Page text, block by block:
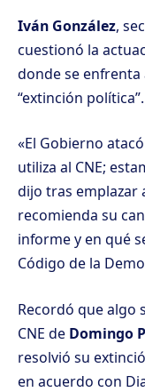
Iván González,
cuestionó la
donde se enfrenta
“extinción política”.
«El Gobierno
utiliza al CNE;
dijo tras emplazar
recomienda su
informe y en qué
Código de la
Recordó que algo
CNE de Domingo
resolvió su
en acuerdo con